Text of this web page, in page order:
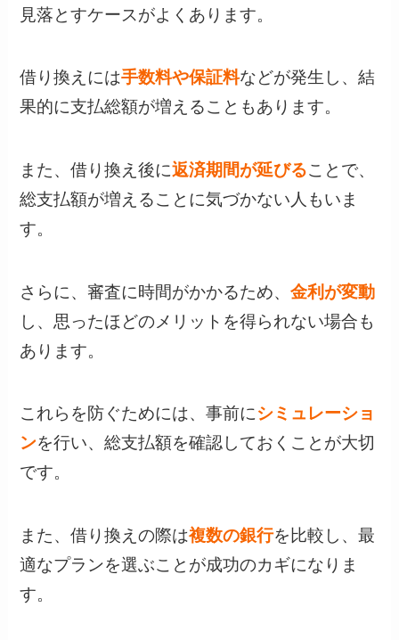
見落とすケースがよくあります。
借り換えには手数料や保証料などが発生し、結
果的に支払総額が増えることもあります。
また、借り換え後に返済期間が延びることで、
総支払額が増えることに気づかない人もいま
す。
さらに、審査に時間がかかるため、金利が変動
し、思ったほどのメリットを得られない場合も
あります。
これらを防ぐためには、事前にシミュレーショ
ンを行い、総支払額を確認しておくことが大切
です。
また、借り換えの際は複数の銀行を比較し、最
適なプランを選ぶことが成功のカギになりま
す。